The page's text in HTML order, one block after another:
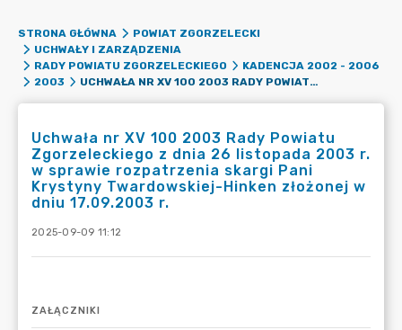
STRONA GŁÓWNA
POWIAT ZGORZELECKI
UCHWAŁY I ZARZĄDZENIA
RADY POWIATU ZGORZELECKIEGO
KADENCJA 2002 - 2006
2003
UCHWAŁA NR XV 100 2003 RADY POWIATU ZGORZELECKIEGO Z DNIA 26 LISTOPADA 2003 R. W SPRAWIE ROZPATRZENIA SKARGI PANI KRYSTYNY TWARDOWSKIEJ-HINKEN ZŁOŻONEJ W DNIU 17.09.2003 R.
Uchwała nr XV 100 2003 Rady Powiatu
Zgorzeleckiego z dnia 26 listopada 2003 r.
w sprawie rozpatrzenia skargi Pani
Krystyny Twardowskiej-Hinken złożonej w
dniu 17.09.2003 r.
2025-09-09 11:12
ZAŁĄCZNIKI